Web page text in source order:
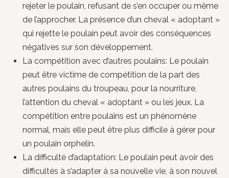
rejeter le poulain, refusant de s’en occuper ou même
de l’approcher. La présence d’un cheval « adoptant »
qui rejette le poulain peut avoir des conséquences
négatives sur son développement.
La compétition avec d’autres poulains: Le poulain
peut être victime de compétition de la part des
autres poulains du troupeau, pour la nourriture,
l’attention du cheval « adoptant » ou les jeux. La
compétition entre poulains est un phénomène
normal, mais elle peut être plus difficile à gérer pour
un poulain orphelin.
La difficulté d’adaptation: Le poulain peut avoir des
difficultés à s’adapter à sa nouvelle vie, à son nouvel